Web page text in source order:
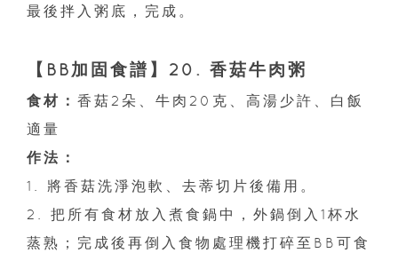
最後拌入粥底，完成。
【BB加固食譜】20. 香菇牛肉粥
食材： 香菇2朵、牛肉20克、高湯少許、白飯
適量
作法：
1. 將香菇洗淨泡軟、去蒂切片後備用。
2. 把所有食材放入煮食鍋中，外鍋倒入1杯水
蒸熟；完成後再倒入食物處理機打碎至BB可食